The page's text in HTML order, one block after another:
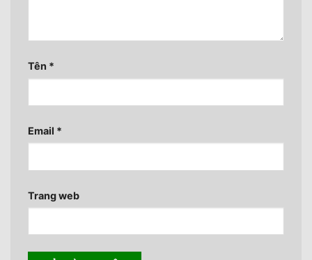
Tên *
Email *
Trang web